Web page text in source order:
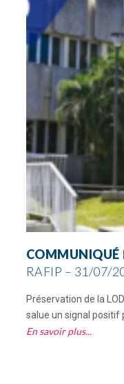
COMMUNIQUÉ
RAFIP – 31/07/
Préservation de la
salue un signal positif
En savoir plus